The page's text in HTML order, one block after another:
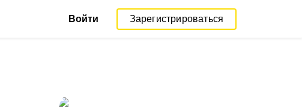
Войти Зарегистрироваться